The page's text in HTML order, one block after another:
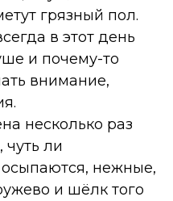
грязный пол.
в этот день
и почему-то
внимание,
несколько раз
чуть ли
осыпаются, нежные,
и шёлк того